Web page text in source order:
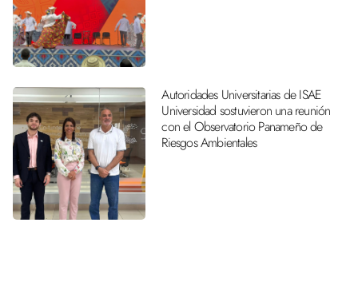
Autoridades Universitarias de ISAE
Universidad sostuvieron una reunión
con el Observatorio Panameño de
Riesgos Ambientales